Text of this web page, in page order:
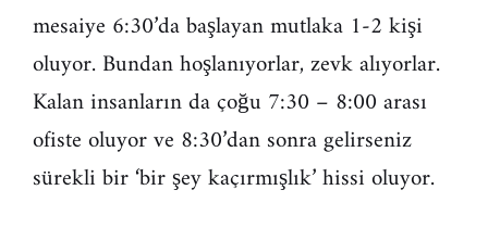
mesaiye 6:30’da başlayan mutlaka 1-2 kişi
oluyor. Bundan hoşlanıyorlar, zevk alıyorlar.
Kalan insanların da çoğu 7:30 – 8:00 arası
ofiste oluyor ve 8:30’dan sonra gelirseniz
sürekli bir ‘bir şey kaçırmışlık’ hissi oluyor.